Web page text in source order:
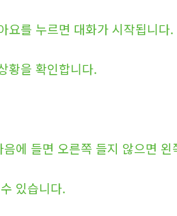
요를 누르면 대화가 시작됩니다.
황을 확인합니다.
에 들면 오른쪽 들지 않으면
있습니다.